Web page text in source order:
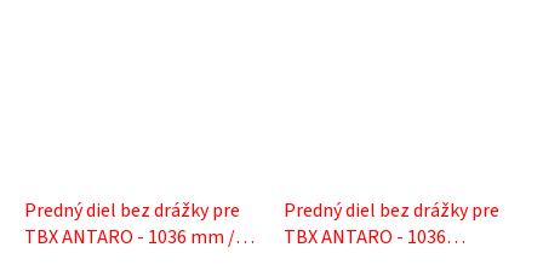
Predný diel bez drážky pre
TBX ANTARO - 1036 mm /
Predný diel bez drážky pre
TBX ANTARO - 1036